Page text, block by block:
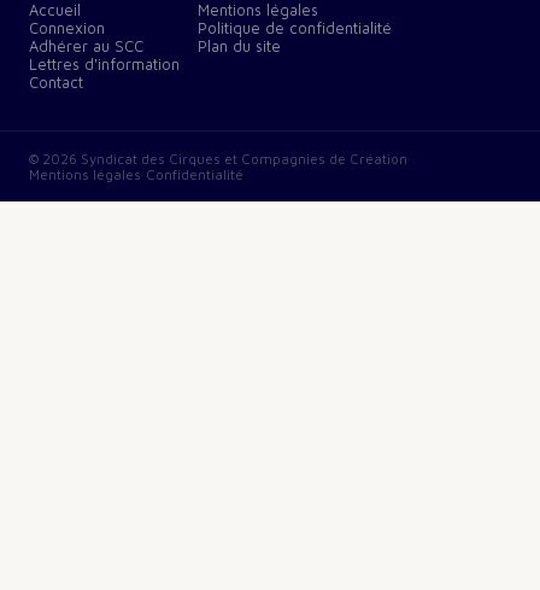
Accueil
Connexion
Adhérer au SCC
Lettres d'information
Contact
Mentions légales
Politique de confidentialité
Plan du site
© 2026 Syndicat des Cirques et Compagnies de Création
Mentions légales Confidentialité